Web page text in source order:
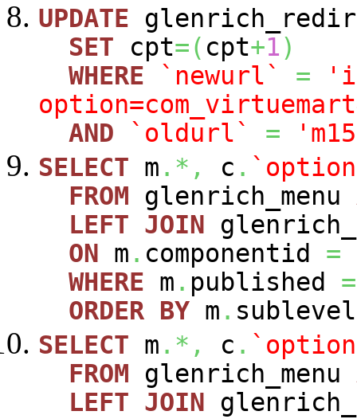
UPDATE
SET cpt=( cpt+1)
WHERE
`newurl` =
AND
`oldurl` =
SELECT m .*, c .
FROM glenrich_menu
LEFT JOIN
ON m . componentid =
WHERE m . published =
ORDER BY m . sublevel
SELECT m .*, c .
FROM glenrich_menu
LEFT JOIN